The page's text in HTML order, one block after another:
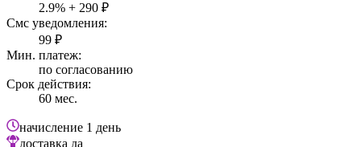
2.9% + 290 ₽
Смс уведомления:
99 ₽
Мин. платеж:
по согласованию
Срок действия:
60 мес.
начисление 1 день
доставка да